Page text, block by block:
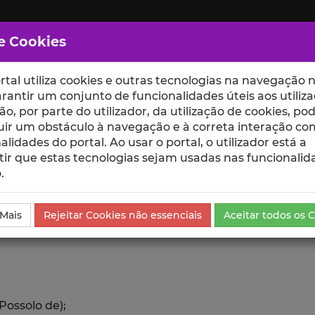
ESCOLAS UNIDADES
Comunicação
de);
Cookies
utiliza cookies e outras tecnologias na navegação
um conjunto de funcionalidades úteis aos
por parte do utilizador, da utilização de cookies,
um obstáculo à navegação e à correta interação
do portal. Ao usar o portal, o utilizador está a
que estas tecnologias sejam usadas nas
Rejeitar Cookies não essenciais Aceitar todos os